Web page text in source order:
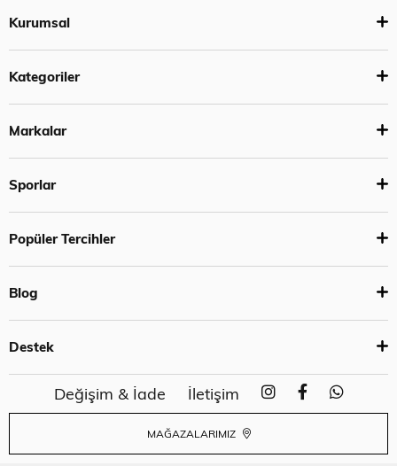
Kurumsal
Kategoriler
Markalar
Sporlar
Popüler Tercihler
Blog
Destek
Değişim & İade İletişim
MAĞAZALARIMIZ